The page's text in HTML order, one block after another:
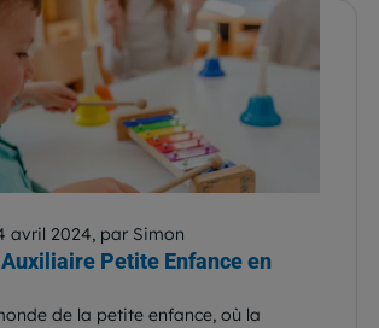
avril 2024, par Simon
Petite Enfance en
de la petite enfance, où la